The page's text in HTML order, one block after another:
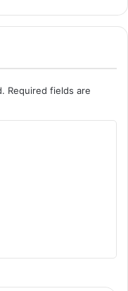
Required fields are